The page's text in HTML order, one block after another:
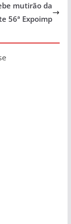
mutirão da
56ª Expoimp